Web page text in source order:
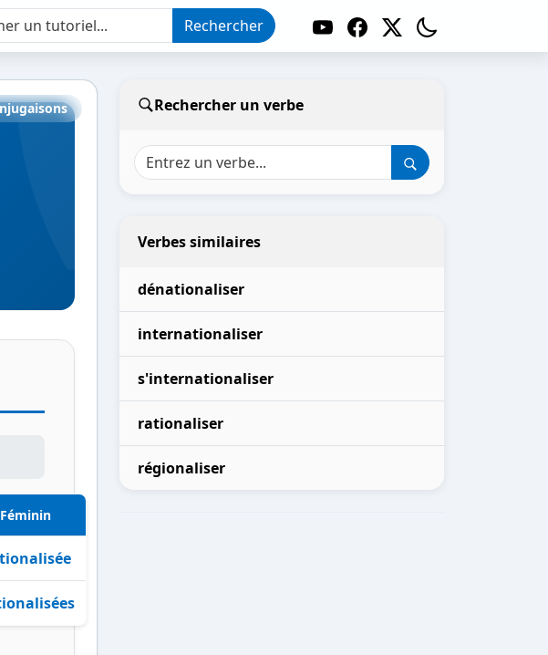
Rechercher
Féminin
Rechercher un verbe
Verbes similaires
dénationaliser
internationaliser
s'internationaliser
rationaliser
régionaliser